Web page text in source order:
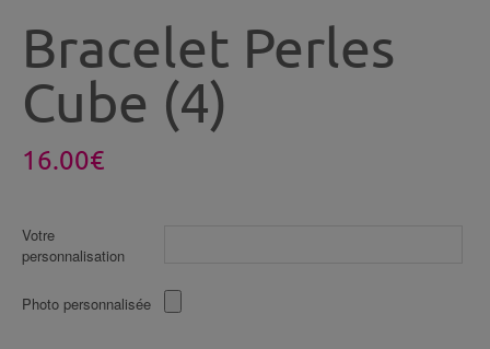
Bracelet Perles
Cube (4)
16.00€
Votre
personnalisation
Photo personnalisée